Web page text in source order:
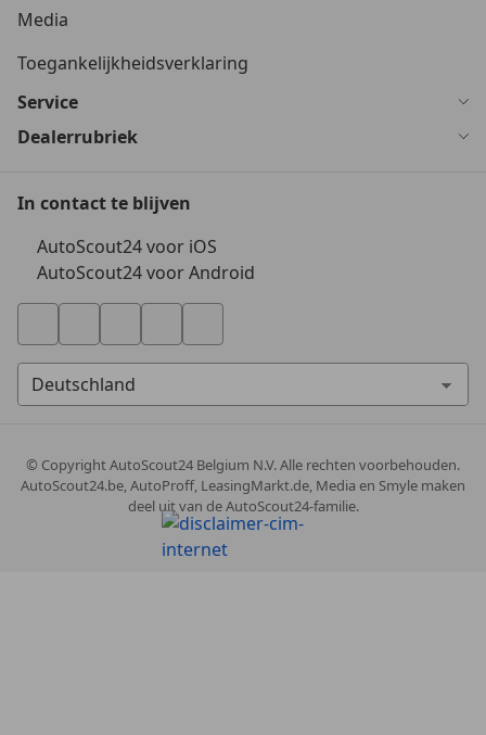
Media
Toegankelijkheidsverklaring
Service
Dealerrubriek
In contact te blijven
AutoScout24 voor iOS
AutoScout24 voor Android
© CopyrightAutoScout24 Belgium N.V. Alle rechten voorbehouden.
AutoScout24.be, AutoProff, LeasingMarkt.de, Media en Smyle maken
deel uit van de AutoScout24-familie.